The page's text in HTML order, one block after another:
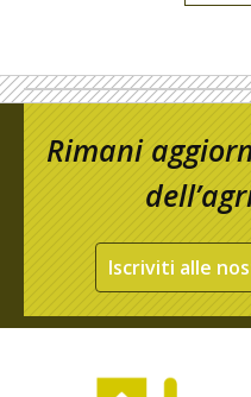
Rimani
Iscriviti alle